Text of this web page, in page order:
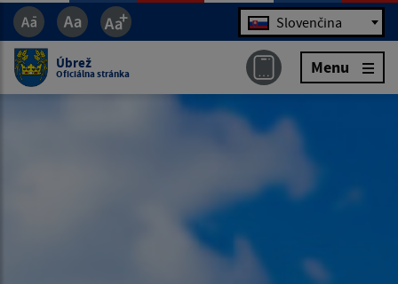
Jazyk Slovenčina
Úbrež
Oficiálna stránka Menu